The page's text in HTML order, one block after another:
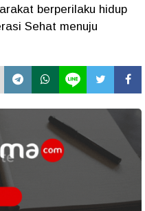
berperilaku hidup
Sehat menuju